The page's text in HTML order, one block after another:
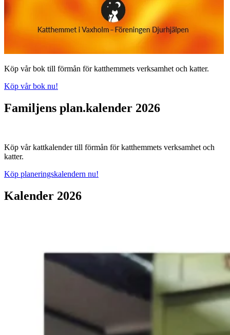
Köp vår bok till förmån för katthemmets verksamhet och katter.
Köp vår bok nu!
Familjens plan.kalender 2026
Köp vår kattkalender till förmån för katthemmets verksamhet och
katter.
Köp planeringskalendern nu!
Kalender 2026